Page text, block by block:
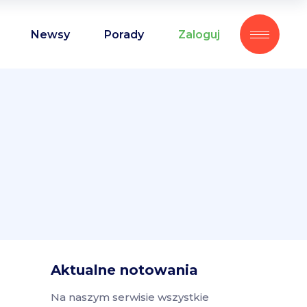
Newsy Porady Zaloguj
Aktualne notowania
Na naszym serwisie wszystkie